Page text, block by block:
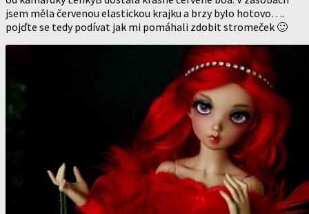
jsem měla červenou elastickou krajku a brzy bylo hotovo….
pojďte se tedy podívat jak mi pomáhali zdobit stromeček 🙂